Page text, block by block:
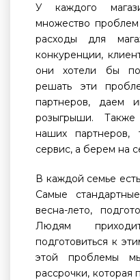
У каждого
множество
расходы для
конкуренции,
они хотели бы
решать эти
партнеров, даем
розыгрыши.
наших
сервис, а берем на
В каждой семье
Самые
весна-лето,
Людям
подготовиться к
этой проблемы
рассрочки, которая